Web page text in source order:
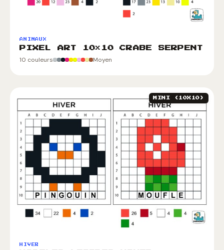
ANIMAUX
PIXEL ART 10×10 CRABE SERPENT
10 couleurs Moyen
MINI (10X10)
HIVER